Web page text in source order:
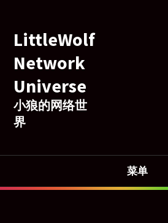
LittleWolf
Network
Universe
小狼的网络世
界
菜单